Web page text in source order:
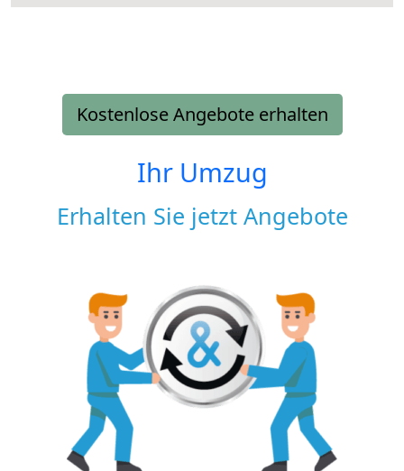
Kostenlose Angebote erhalten
Ihr Umzug
Erhalten Sie jetzt Angebote